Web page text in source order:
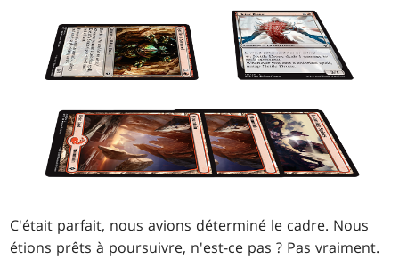
C'était parfait, nous avions déterminé le cadre. Nous
étions prêts à poursuivre, n'est-ce pas ? Pas vraiment.